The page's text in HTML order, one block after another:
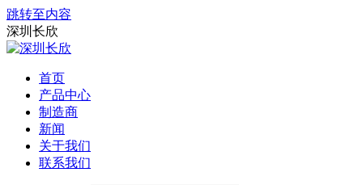
跳转至内容
深圳长欣
首页
产品中心
制造商
新闻
关于我们
联系我们